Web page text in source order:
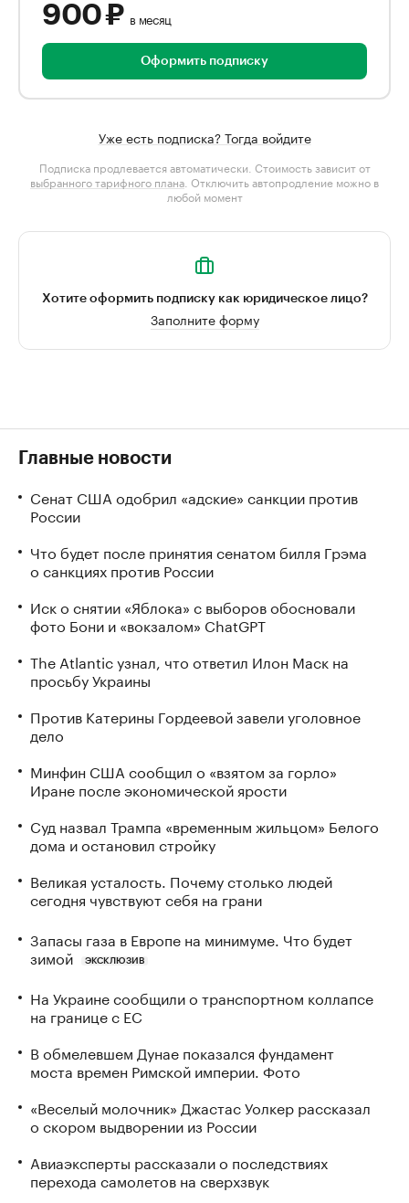
900 ₽ в месяц
Оформить подписку
Уже есть подписка? Тогда войдите
Подписка продлевается автоматически. Стоимость зависит от
выбранного тарифного плана . Отключить автопродление можно в
любой момент
Хотите оформить подписку как юридическое лицо?
Заполните форму
Главные новости
Сенат США одобрил «адские» санкции против
России
Что будет после принятия сенатом билля Грэма
о санкциях против России
Иск о снятии «Яблока» с выборов обосновали
фото Бони и «вокзалом» ChatGPT
The Atlantic узнал, что ответил Илон Маск на
просьбу Украины
Против Катерины Гордеевой завели уголовное
дело
Минфин США сообщил о «взятом за горло»
Иране после экономической ярости
Суд назвал Трампа «временным жильцом» Белого
дома и остановил стройку
Великая усталость. Почему столько людей
сегодня чувствуют себя на грани
Запасы газа в Европе на минимуме. Что будет
зимой
ЭКСКЛЮЗИВ
На Украине сообщили о транспортном коллапсе
на границе с ЕС
В обмелевшем Дунае показался фундамент
моста времен Римской империи. Фото
«Веселый молочник» Джастас Уолкер рассказал
о скором выдворении из России
Авиаэксперты рассказали о последствиях
перехода самолетов на сверхзвук